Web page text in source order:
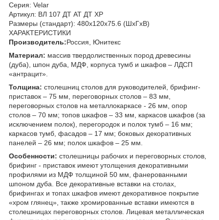
Серия: Velar
Артикул: ВЛ 107 ДТ АТ ДТ ХР
Размеры (стандарт): 480x120x75.6 (ШхГхВ)
ХАРАКТЕРИСТИКИ
Производитель:Россия, Юнитекс
Материал: массив твердолиственных пород древесины
(дуба), шпон дуба, МДФ, корпуса тумб и шкафов – ЛДСП
«антрацит».
Толщина: столешниц столов для руководителей, брифинг-
приставок – 75 мм, переговорных столов – 83 мм,
переговорных столов на металлокаркасе - 26 мм, опор
столов – 70 мм; топов шкафов – 33 мм, каркасов шкафов (за
исключением полок), перегородок и полок тумб – 16 мм;
каркасов тумб, фасадов – 17 мм; боковых декоративных
панелей – 26 мм; полок шкафов – 25 мм.
Особенности: столешницы рабочих и переговорных столов,
брифинг - приставок имеют утолщения декоративными
профилями из МДФ толщиной 50 мм, фанерованными
шпоном дуба. Все декоративные вставки на столах,
брифингах и топах шкафов имеют декоративное покрытие
«хром глянец», также хромированные вставки имеются в
столешницах переговорных столов. Лицевая металлическая